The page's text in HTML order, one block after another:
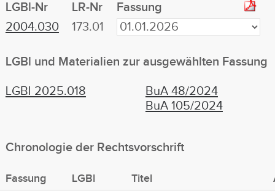
LGBl-Nr LR-Nr
Fassung
2004.030
173.01
LGBl und Materialien zur ausgewählten Fassung
LGBl 2025.018
BuA 48/2024
BuA 105/2024
Chronologie der Rechtsvorschrift
Fassung LGBl Titel